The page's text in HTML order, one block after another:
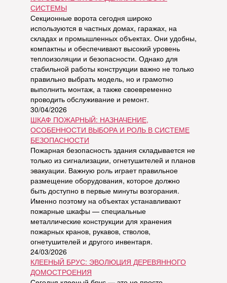
СИСТЕМЫ
Секционные ворота сегодня широко
используются в частных домах, гаражах, на
складах и промышленных объектах. Они удобны,
компактны и обеспечивают высокий уровень
теплоизоляции и безопасности. Однако для
стабильной работы конструкции важно не только
правильно выбрать модель, но и грамотно
выполнить монтаж, а также своевременно
проводить обслуживание и ремонт.
30/04/2026
ШКАФ ПОЖАРНЫЙ: НАЗНАЧЕНИЕ,
ОСОБЕННОСТИ ВЫБОРА И РОЛЬ В СИСТЕМЕ
БЕЗОПАСНОСТИ
Пожарная безопасность здания складывается не
только из сигнализации, огнетушителей и планов
эвакуации. Важную роль играет правильное
размещение оборудования, которое должно
быть доступно в первые минуты возгорания.
Именно поэтому на объектах устанавливают
пожарные шкафы — специальные
металлические конструкции для хранения
пожарных кранов, рукавов, стволов,
огнетушителей и другого инвентаря.
24/03/2026
КЛЕЕНЫЙ БРУС: ЭВОЛЮЦИЯ ДЕРЕВЯННОГО
ДОМОСТРОЕНИЯ